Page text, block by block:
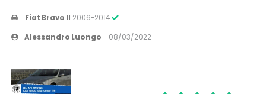
Fiat Bravo II 2006-2014
Alessandro Luongo - 08/03/2022